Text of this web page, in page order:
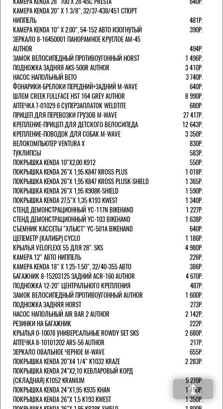
КАМЕРА KENDA 20" Х 1 3/8", 32/37-438/451 СПОРТ
НИППЕЛЬ
481Р.
КАМЕРА KENDA 10" Х 2.00", 54-152 АВТО ИЗОГНУТЫЙ
390Р.
ЗЕРКАЛО 8-16450001 ПАНОРАМНОЕ КРУГЛОЕ AM-45
AUTHOR
494Р.
ЗАМОК ВЕЛОСИПЕДНЫЙ ПРОТИВОУГОННЫЙ HORST
1 496Р.
ПОДНОЖКА ЗАДНЯЯ AKS-500R AUTHOR
3 410Р.
НАСОС НАПОЛЬНЫЙ BETO
3 740Р.
ФОНАРИКИ-БРЕЛОКИ ПЕРЕДНИЙ+ЗАДНИЙ M-WAVE
640Р.
ШЛЕМ CREEK FULLFACE HST 164 GREY AUTHOR
8 990Р.
АПТЕЧКА 7-01029 6 СУПЕРЗАПЛАТОК WELDTITE
680Р.
ПРИЦЕП ДЛЯ ПЕРЕВОЗКИ ГРУЗОВ M-WAVE
27 417Р.
КРЕПЛЕНИЕ-ПРИЦЕП ДЛЯ ДЕТСКОГО ВЕЛОСИПЕДА
12 643Р.
КРЕПЛЕНИЕ-ПОВОДОК ДЛЯ СОБАК M-WAVE
3 350Р.
ВЕЛОКОМПЬЮТЕР VENTURA Х
830Р.
ТУКЛИПСЫ
583Р.
ПОКРЫШКА KENDA 10"Х2,00 K912
550Р.
ПОКРЫШКА KENDA 26"Х 1,95 K847 KROSS PLUS
1 018Р.
ПОКРЫШКА KENDA 26"Х 1,95 K847 KROSS PLUSK-SHIELD
1 365Р.
ПОКРЫШКА KENDA 26"Х 1,95 K908K-SHIELD
1 590Р.
ПОКРЫШКА KENDA 27,5"Х 1,35 K193 KWEST
1 340Р.
СТЕНД ДЕМОНСТРАЦИОННЫЙ YC-117N BIKEHAND
1 227Р.
СТЕНД ДЕМОНСТРАЦИОННЫЙ YC-103 BIKEHAND
1 638Р.
СЪЕМНИК КАССЕТЫ "ХЛЫСТ" YC-501A BIKEHAND
640Р.
ЦЕПЕМЕТР (КАЛИБР) CYCLO
1 186Р.
КРЫЛЬЯ VELOFLEXX 55 ДЛЯ 28". SKS
4 980Р.
КАМЕРА 12" АВТО НИППЕЛЬ
226Р.
КАМЕРА KENDA 18" Х 1.25-1.50", 32/40-355 АВТО
386Р.
БАГАЖНИК 8-15203125 ЗАДНИЙ ACR-160 AUTHOR
4 670Р.
ПОДНОЖКА 12-20" ЦЕНТРАЛЬНОГО КРЕПЛЕНИЯ
487Р.
ЗАМОК ВЕЛОСИПЕДНЫЙ ПРОТИВОУГОННЫЙ AUTHOR
1 600Р.
ПОДНОЖКА ЗАДНЯЯ HORST
273Р.
НАСОС НАПОЛЬНЫЙ AIR BAR 2 AUTHOR
2 142Р.
РЕЗИНКИ НА БАГАЖНИК
222Р.
КРЫЛЬЯ 0-10078 УНИВЕРСАЛЬНЫЕ ROWDY SET SKS
2 680Р.
АПТЕЧКА 8-10101202 ARS-56 AUTHOR
217Р.
ЗЕРКАЛО ОВАЛЬНОЕ ЧЕРНОЕ M-WAVE
655Р.
ПОКРЫШКА KENDA 20"Х4 1/4" K1032 KRAZE
2 283Р.
ПОКРЫШКА KENDA 24"Х2,10 КЕВЛАРОВЫЙ КОРД
(СКЛАДНАЯ) K1052 KRANIUM
5 270Р.
ПОКРЫШКА KENDA 24"Х1,95 K935 KHAN
1 190Р.
ПОКРЫШКА KENDA 26"Х 1,5 K193 KWEST
1 350Р.